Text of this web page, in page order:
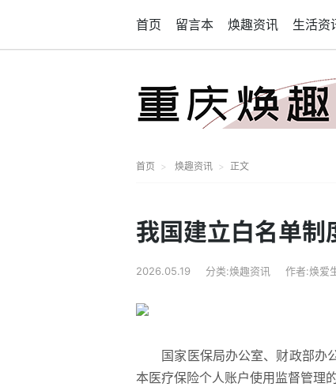
首页 留言本 焕趣资讯 生活资
首页 焕趣资讯 正文
我国建立白名单制
2026.05.19 分类:焕趣资讯 作者:焕爱
国家医保局办公室、财政部办
本医疗保险个人账户使用监督管理